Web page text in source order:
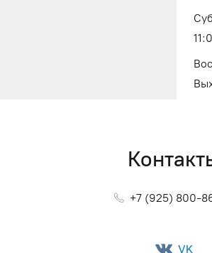
+7 (925) 800-
VK